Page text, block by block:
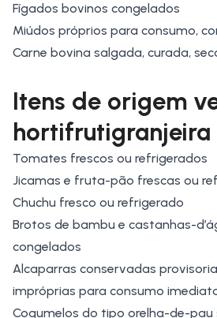
Fígados bovinos congelados
Miúdos próprios para consumo,
Carne bovina salgada, curada,
Itens de origem
hortifrutigranjeira
Tomates frescos ou refrigerados
Jicamas e fruta-pão frescas ou
Chuchu fresco ou refrigerado
Brotos de bambu e castanhas-
congelados
Alcaparras conservadas
impróprias para consumo
Cogumelos do tipo orelha-de-pau